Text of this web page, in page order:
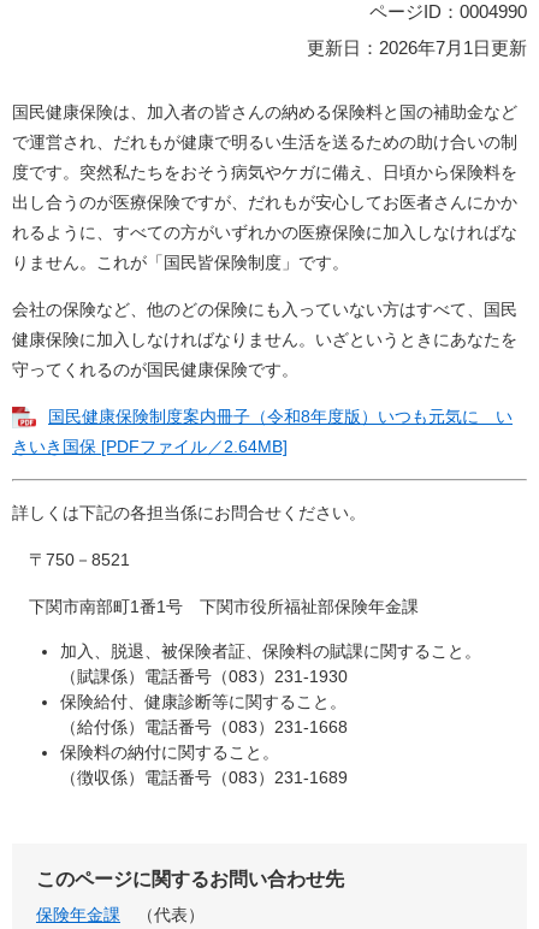
ページID：0004990
更新日：2026年7月1日更新
国民健康保険は、加入者の皆さんの納める保険料と国の補助金など
で運営され、だれもが健康で明るい生活を送るための助け合いの制
度です。突然私たちをおそう病気やケガに備え、日頃から保険料を
出し合うのが医療保険ですが、だれもが安心してお医者さんにかか
れるように、すべての方がいずれかの医療保険に加入しなければな
りません。これが「国民皆保険制度」です。
会社の保険など、他のどの保険にも入っていない方はすべて、国民
健康保険に加入しなければなりません。いざというときにあなたを
守ってくれるのが国民健康保険です。
国民健康保険制度案内冊子（令和8年度版）いつも元気に い
きいき国保 [PDFファイル／2.64MB]
詳しくは下記の各担当係にお問合せください。
〒750－8521
下関市南部町1番1号 下関市役所福祉部保険年金課
加入、脱退、被保険者証、保険料の賦課に関すること。
（賦課係）電話番号（083）231-1930
保険給付、健康診断等に関すること。
（給付係）電話番号（083）231-1668
保険料の納付に関すること。
（徴収係）電話番号（083）231-1689
このページに関するお問い合わせ先
保険年金課
代表